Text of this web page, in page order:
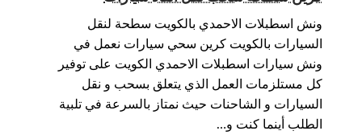
ونش اسطبلات الاحمدي بالكويت سطحة لنقل
السيارات بالكويت كرين سحي سيارات نعمل في
ونش سيارات اسطبلات الاحمدي الكويت على توفير
كل مستلزمات العمل الذي يتعلق بسحب و نقل
السيارات و الشاحنات حيث نمتاز بالسرعة في تلبية
الطلب أينما كنت و…